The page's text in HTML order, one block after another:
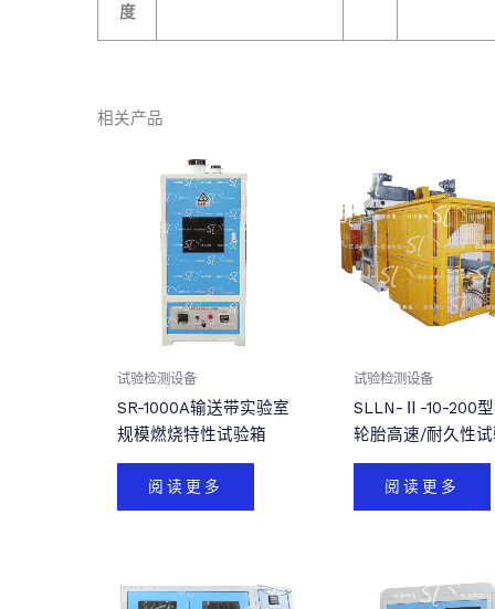
度
相关产品
试验检测设备
SR-1000A输送带实验室
规模燃烧特性试验箱
阅读更多
试验检测设备
SLLN-Ⅱ-10-200
轮胎高速/耐久性
阅读更多